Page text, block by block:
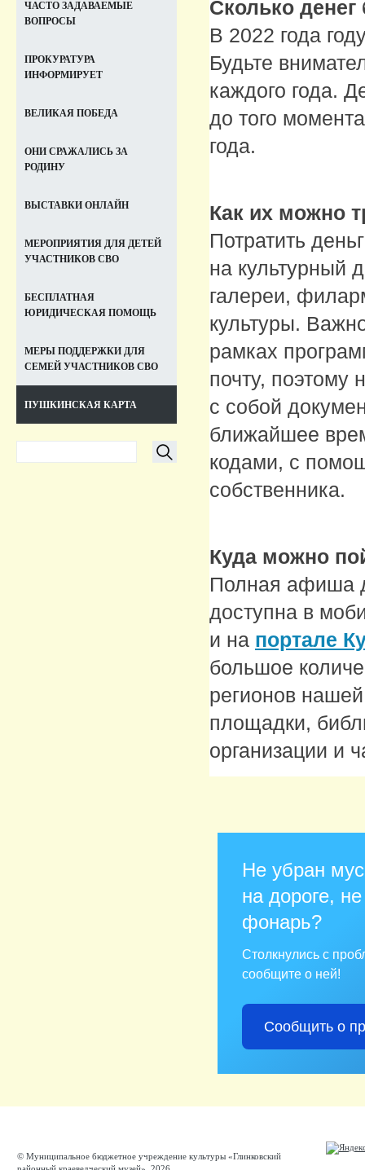
Сколько денег
В 2022 года
Будьте
каждого года.
до того
года.
Как их можно
Потратить
на культурный
галереи,
культуры.
рамках
почту, поэтому
с собой
ближайшее
кодами, с
собственника.
Куда можно
Полная афиша
доступна в
и на портале
большое
регионов
площадки,
организации и
Не убран
на дороге, не
фонарь?
Столкнулись с
сообщите о ней!
Сообщить о
ЧАСТО ЗАДАВАЕМЫЕ
ВОПРОСЫ
ПРОКУРАТУРА
ИНФОРМИРУЕТ
ВЕЛИКАЯ ПОБЕДА
ОНИ СРАЖАЛИСЬ ЗА
РОДИНУ
ВЫСТАВКИ ОНЛАЙН
МЕРОПРИЯТИЯ ДЛЯ ДЕТЕЙ
УЧАСТНИКОВ СВО
БЕСПЛАТНАЯ
ЮРИДИЧЕСКАЯ ПОМОЩЬ
МЕРЫ ПОДДЕРЖКИ ДЛЯ
СЕМЕЙ УЧАСТНИКОВ СВО
ПУШКИНСКАЯ КАРТА
© Муниципальное бюджетное учреждение культуры «Глинковский
районный краеведческий музей», 2026